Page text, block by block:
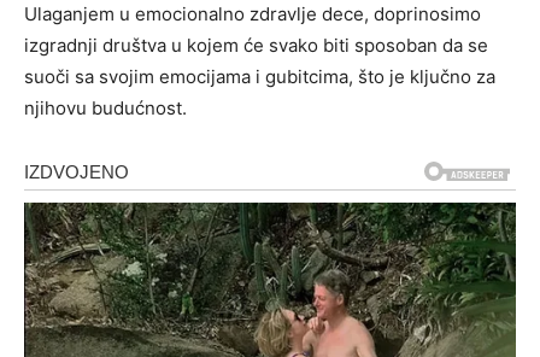
Ulaganjem u emocionalno zdravlje dece, doprinosimo
izgradnji društva u kojem će svako biti sposoban da se
suoči sa svojim emocijama i gubitcima, što je ključno za
njihovu budućnost.